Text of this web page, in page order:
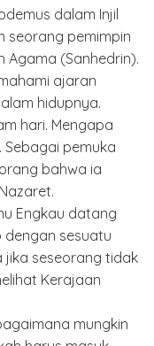
dalam Injil
seorang pemimpin
Agama (Sanhedrin).
ajaran
hidupnya.
hari. Mengapa
Sebagai pemuka
bahwa ia
Engkau datang
dengan sesuatu
jika seseorang tidak
Kerajaan
mungkin